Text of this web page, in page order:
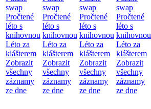
swap
Pročtené
léto s
knihovnou
Léto za
klášterem
Zobrazit
všechny
záznamy
ze dne
swap
Pročtené
léto s
knihovnou
Léto za
klášterem
Zobrazit
všechny
záznamy
ze dne
swap
Pročtené
léto s
knihovnou
Léto za
klášterem
Zobrazit
všechny
záznamy
ze dne
swap
Pročtené
léto s
knihovnou
Léto za
klášterem
Zobrazit
všechny
záznamy
ze dne